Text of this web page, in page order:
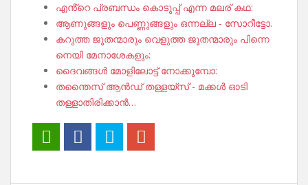
എൻ്റെ പ്രബന്ധം കൊടുപ്പ് എന്ന മലര് കഥ:
ആണുങ്ങളും പെണ്ണുങ്ങളും ഒന്നല്ല - സോറീട്ടോ.
കറുത്ത ജൂതന്മാരും വെളുത്ത ജൂതന്മാരും പിന്നെ
നെയി മേനാശേകളും:
ദൈവങ്ങൾ മോളിലോട്ട് നോക്കുമ്പോ:
തന്തൈസ് ആൻഡ് തള്ളയ്‌സ് - മക്കൾ ഓടി
തള്ളാതിരിക്കാൻ…